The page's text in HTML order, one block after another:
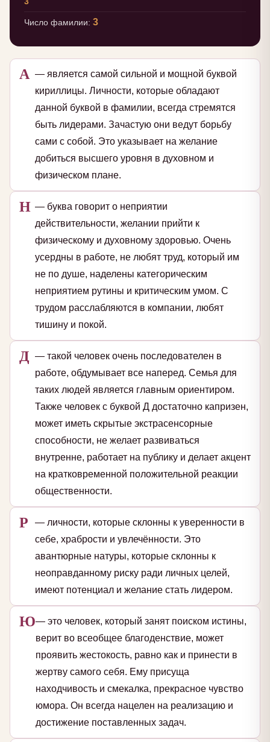
Число фамилии: 3
А — является самой сильной и мощной буквой
кириллицы. Личности, которые обладают
данной буквой в фамилии, всегда стремятся
быть лидерами. Зачастую они ведут борьбу
сами с собой. Это указывает на желание
добиться высшего уровня в духовном и
физическом плане.
Н — буква говорит о неприятии
действительности, желании прийти к
физическому и духовному здоровью. Очень
усердны в работе, не любят труд, который им
не по душе, наделены категорическим
неприятием рутины и критическим умом. С
трудом расслабляются в компании, любят
тишину и покой.
Д — такой человек очень последователен в
работе, обдумывает все наперед. Семья для
таких людей является главным ориентиром.
Также человек с буквой Д достаточно капризен,
может иметь скрытые экстрасенсорные
способности, не желает развиваться
внутренне, работает на публику и делает акцент
на кратковременной положительной реакции
общественности.
Р
— личности, которые склонны к уверенности в
себе, храбрости и увлечённости. Это
авантюрные натуры, которые склонны к
неоправданному риску ради личных целей,
имеют потенциал и желание стать лидером.
Ю— это человек, который занят поиском истины,
верит во всеобщее благоденствие, может
проявить жестокость, равно как и принести в
жертву самого себя. Ему присуща
находчивость и смекалка, прекрасное чувство
юмора. Он всегда нацелен на реализацию и
достижение поставленных задач.